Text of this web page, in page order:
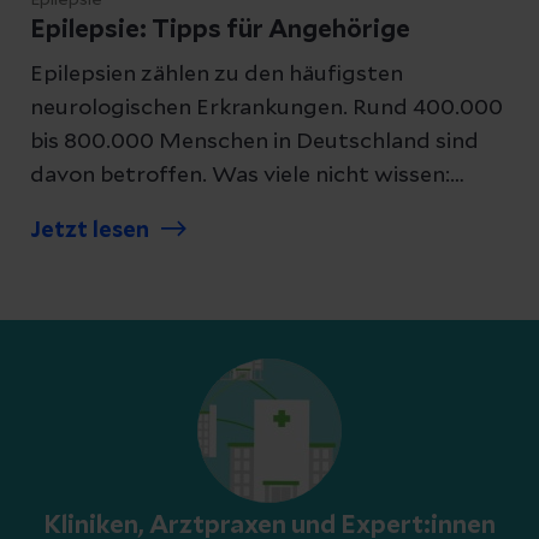
Epilepsie: Tipps für Angehörige
Epilepsien zählen zu den häufigsten
neurologischen Erkrankungen. Rund 400.000
bis 800.000 Menschen in Deutschland sind
davon betroffen. Was viele nicht wissen:
Wie sich Angehörige und Hilfeleistende bei
Jetzt lesen
Kliniken, Arztpraxen und Expert:innen